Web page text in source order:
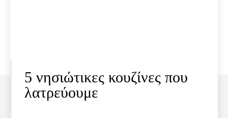
5 νησιώτικες κουζίνες που
λατρεύουμε